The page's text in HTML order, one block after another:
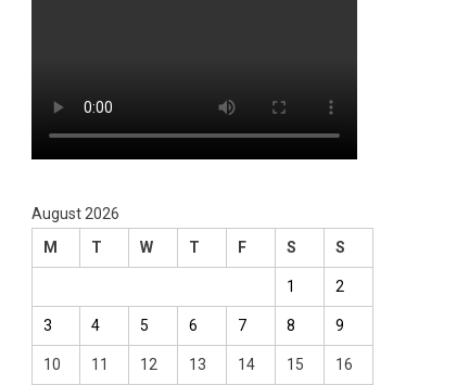
August 2026
M
T W T F S S
1 2
3 4 5 6 7 8 9
10 11 12 13 14 15 16